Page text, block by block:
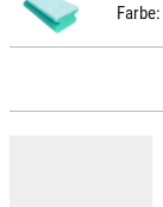
Farbe: